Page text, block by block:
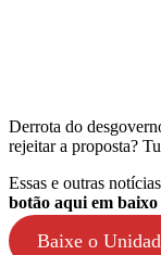
Derrota do
rejeitar a proposta?
Essas e outras
botão aqui em
Baixe o